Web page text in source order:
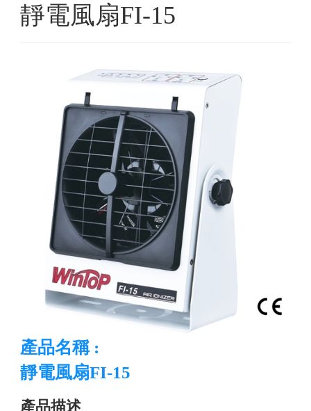
靜電風扇FI-15
產品名稱 :
靜電風扇FI-15
產品描述